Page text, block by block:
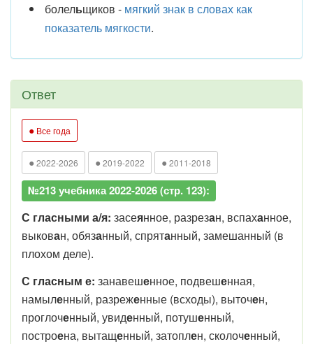
болельщиков - мягкий знак в словах как
показатель мягкости.
Ответ
● Все года
● 2022-2026 ● 2019-2022 ● 2011-2018
№213 учебника 2022-2026 (стр. 123):
С гласными а/я: засеянное, разрезан, вспаханное,
выкован, обязанный, спрятанный, замешанный (в
плохом деле).
С гласным е: занавешенное, подвешенная,
намыленный, разреженные (всходы), выточен,
проглоченный, увиденный, потушенный,
построена, вытащенный, затоплен, сколоченный,